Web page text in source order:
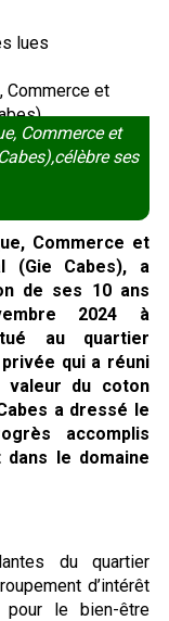
lues
Commerce et
ses
Commerce et
(Gie Cabes), a
de ses 10 ans
2024 à
au quartier
qui a réuni
du coton
a dressé le
accomplis
dans le domaine
du quartier
d’intérêt
pour le bien-être